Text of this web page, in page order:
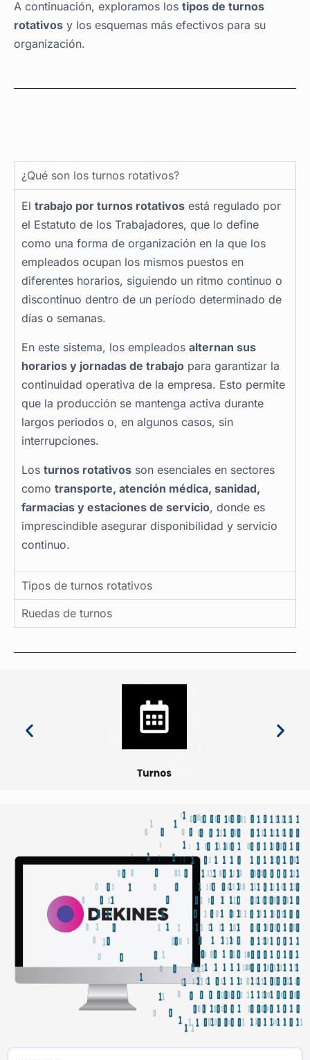
A continuación, exploramos los tipos de turnos
rotativos y los esquemas más efectivos para su
organización.
¿Qué son los turnos rotativos?
El trabajo por turnos rotativos está regulado por
el Estatuto de los Trabajadores, que lo define
como una forma de organización en la que los
empleados ocupan los mismos puestos en
diferentes horarios, siguiendo un ritmo continuo o
discontinuo dentro de un período determinado de
días o semanas.
En este sistema, los empleados alternan sus
horarios y jornadas de trabajo para garantizar la
continuidad operativa de la empresa. Esto permite
que la producción se mantenga activa durante
largos periodos o, en algunos casos, sin
interrupciones.
Los turnos rotativos son esenciales en sectores
como transporte, atención médica, sanidad,
farmacias y estaciones de servicio, donde es
imprescindible asegurar disponibilidad y servicio
continuo.
Tipos de turnos rotativos
Ruedas de turnos